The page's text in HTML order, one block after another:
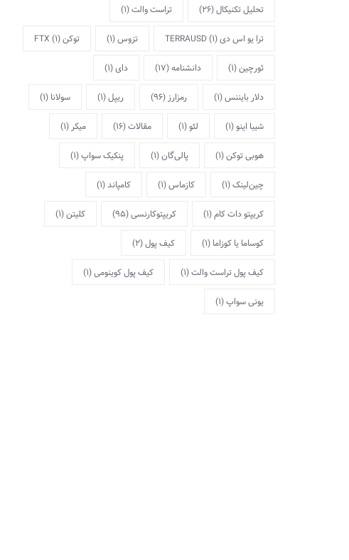
تحلیل تکنیکال(26) تراست والت(1)
ترا یو اس دی TERRAUSD(1) تزوس(1) توکن FTX(1)
ثورچین(1) دانشنامه(17) دای(1)
دلار بایننس(1) رمزارز (96) ریپل(1) سولانا (1)
شیبا اینو(1) لئو(1) مقالات(16) میکر (1)
هوبی توکن(1) پالی‌گان(1) پنکیک سواپ(1)
چین‌لینک(1) کازماس(1) کامپاند(1)
کریپتو دات کام(1) کریپتوکارنسی(95) کلیتن(1)
کوساما یا کوزاما (1) کیف پول(2)
کیف پول تراست والت(1) کیف پول کوینومی(1)
یونی سواپ(1)